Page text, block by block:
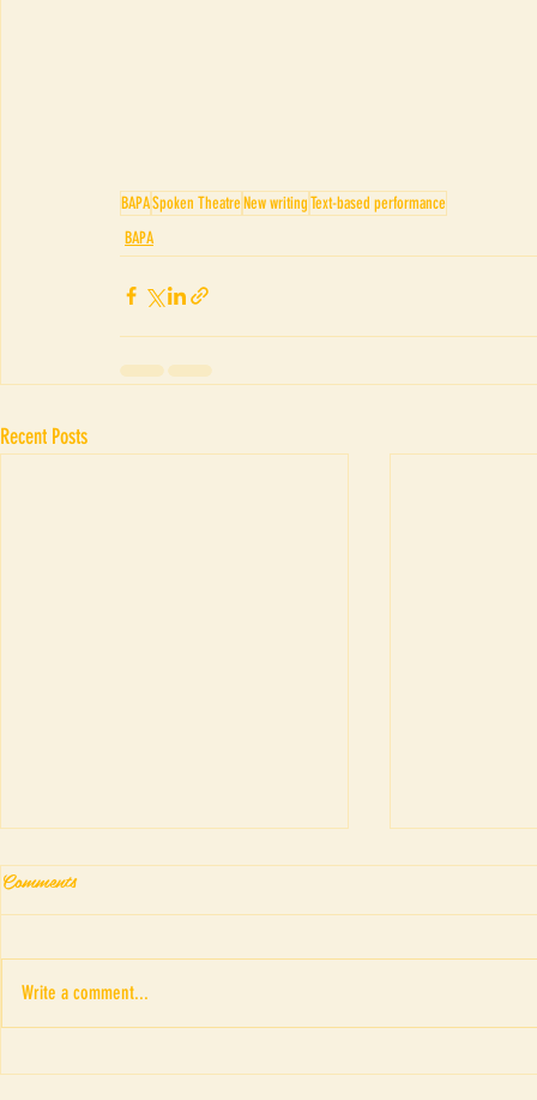
BAPASpoken TheatreNew writingText-based performance
BAPA
Recent Posts
ตาดูดาวเท้า
Comments
Write a comment...